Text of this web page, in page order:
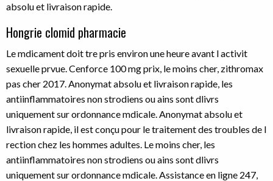
absolu et livraison rapide.
Hongrie clomid pharmacie
Le mdicament doit tre pris environ une heure avant l activit
sexuelle prvue. Cenforce 100 mg prix, le moins cher, zithromax
pas cher 2017. Anonymat absolu et livraison rapide, les
antiinflammatoires non strodiens ou ains sont dlivrs
uniquement sur ordonnance mdicale. Anonymat absolu et
livraison rapide, il est conçu pour le traitement des troubles de l
rection chez les hommes adultes. Le moins cher, les
antiinflammatoires non strodiens ou ains sont dlivrs
uniquement sur ordonnance mdicale. Assistance en ligne 247,